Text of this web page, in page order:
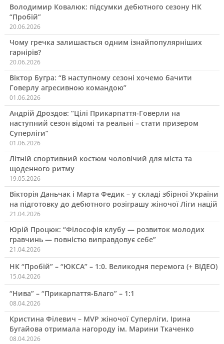
Володимир Ковалюк: підсумки дебютного сезону НК
“Пробій”
20.06.2026
Чому гречка залишається одним ізнайпопулярніших
гарнірів?
20.06.2026
Віктор Бугра: “В наступному сезоні хочемо бачити
Говерлу агресивною командою”
01.06.2026
Андрій Дроздов: “Цілі Прикарпаття-Говерли на
наступний сезон відомі та реальні – стати призером
Суперліги”
01.06.2026
Літній спортивний костюм чоловічий для міста та
щоденного ритму
19.05.2026
Вікторія Даньчак і Марта Федик – у складі збірної України
на підготовку до дебютного розіграшу жіночої Ліги націй
21.04.2026
Юрій Процюк: “Філософія клубу — розвиток молодих
гравчинь — повністю виправдовує себе”
21.04.2026
НК “Пробій” – “ЮКСА” – 1:0. Великодня перемога (+ ВІДЕО)
15.04.2026
“Нива” – “Прикарпаття-Благо” – 1:1
08.04.2026
Кристина Філевич – MVP жіночої Суперліги, Ірина
Бугайова отримала нагороду ім. Марини Ткаченко
08.04.2026